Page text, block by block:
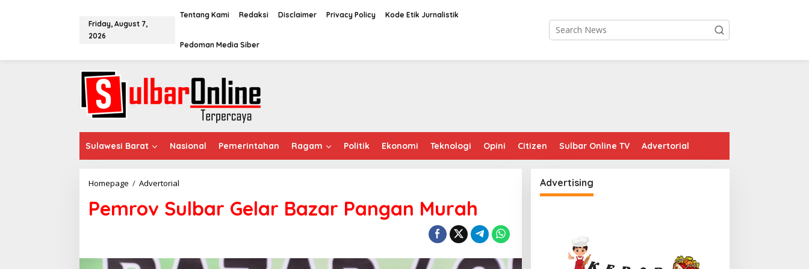
o
Friday, August 7,
2026
Tentang Kami Redaksi Disclaimer Privacy Policy Kode Etik Jurnalistik
Pedoman Media Siber
Sulawesi Barat Nasional Pemerintahan Ragam Politik Ekonomi Teknologi Opini Citizen Sulbar Online TV Advertorial
Homepage / Advertorial
m
r
u
Pemrov Sulbar Gelar Bazar Pangan Murah
Advertising